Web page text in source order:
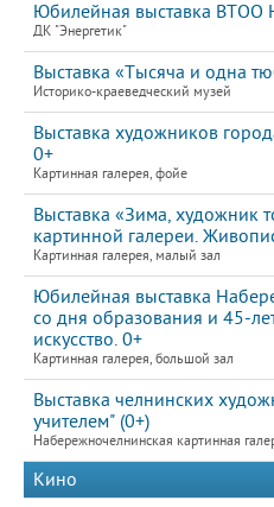
Юбилейная выставка ВТОО
ДК "Энергетик"
Выставка «Тысяча и одна
Историко-краеведческий музей
Выставка художников
0+
Картинная галерея, фойе
Выставка «Зима, художник
картинной галереи.
Картинная галерея, малый зал
Юбилейная выставка
со дня образования и 45-
искусство. 0+
Картинная галерея, большой зал
Выставка челнинских
учителем" (0+)
Набережночелнинская картинная
Кино